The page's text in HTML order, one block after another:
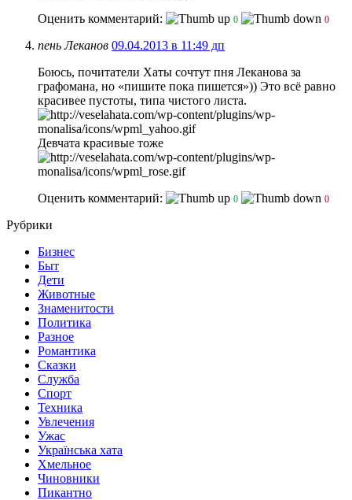
Оценить комментарий: 0 0
пень Леканов 09.04.2013 в 11:49 дп
Боюсь, почитатели Хаты сочтут пня Леканова за
графомана, но «пишите пока пишется»)) Это всё равно
красивее пустоты, типа чистого листа.
Девчата красивые тоже
Оценить комментарий: 0 0
Рубрики
Бизнес
Быт
Дети
Животные
Знаменитости
Политика
Разное
Романтика
Сказки
Служба
Спорт
Техника
Увлечения
Ужас
Українська хата
Хмельное
Чиновники
Пикантно